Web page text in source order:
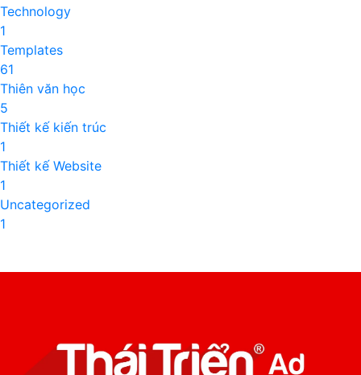
Technology
1
Templates
61
Thiên văn học
5
Thiết kế kiến trúc
1
Thiết kế Website
1
Uncategorized
1